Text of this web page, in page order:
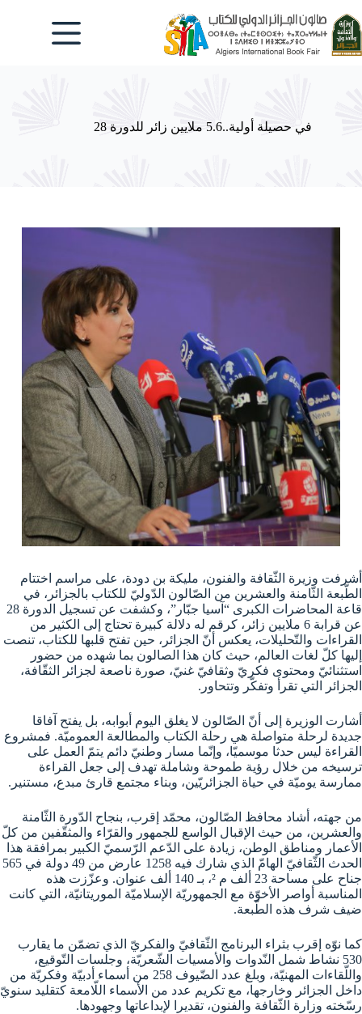
إلى
المحتوى
في حصيلة أولية..5.6 ملايين زائر للدورة 28
أشرفت وزيرة الثّقافة والفنون، مليكة بن دودة، على مراسم اختتام
الطّبعة الثّامنة والعشرين من الصّالون الدّوليّ للكتاب بالجزائر، في
قاعة المحاضرات الكبرى “آسيا جبّار”، وكشفت عن تسجيل الدورة 28
عن قرابة 6 ملايين زائر، كرقم له دلالة كبيرة تحتاج إلى الكثير من
القراءات والتّحليلات، يعكس أنّ الجزائر، حين تفتح قلبها للكتاب، تنصت
إليها كلّ لغات العالم، حيث كان هذا الصالون بما شهده من حضور
استثنائيّ ومحتوى فكريّ وثقافيّ غنيّ، صورة ناصعة لجزائر الثقّافة،
الجزائر التي تقرأ وتفكّر وتتحاور.
أشارت الوزيرة إلى أنّ الصّالون لا يغلق اليوم أبوابه، بل يفتح آفاقا
جديدة لرحلة متواصلة هي رحلة الكتاب والمطالعة العموميّة. فمشروع
القراءة ليس حدثا موسميّا، وإنّما مسار وطنيّ دائم يتمّ العمل على
ترسيخه من خلال رؤية طموحة وشاملة تهدف إلى جعل القراءة
ممارسة يوميّة في حياة الجزائريّين، وبناء مجتمع قارئ مبدع، مستنير.
من جهته، أشاد محافظ الصّالون، محمّد إقرب، بنجاح الدّورة الثّامنة
والعشرين، من حيث الإقبال الواسع للجمهور والقرّاء والمثقّفين من كلّ
الأعمار ومناطق الوطن، زيادة على الدّعم الرّسميّ الكبير بمرافقة هذا
الحدث الثّقافيّ الهامّ الذي شارك فيه 1258 عارض من 49 دولة في 565
جناح على مساحة 23 ألف م ²، بـ 140 ألف عنوان. وعزّزت هذه
المناسبة أواصر الأخوّة مع الجمهوريّة الإسلاميّة الموريتانيّة، التي كانت
ضيف شرف هذه الطّبعة.
كما نوّه إقرب بثراء البرنامج الثّقافيّ والفكريّ الذي تضمّن ما يقارب
530 نشاط شمل النّدوات والأمسيات الشّعريّة، وجلسات التّوقيع،
واللّقاءات المهنيّة، وبلغ عدد الضّيوف 258 من أسماء أدبيّة وفكريّة من
داخل الجزائر وخارجها، مع تكريم عدد من الأسماء اللّامعة كتقليد سنويّ
رسّخته وزارة الثّقافة والفنون، تقديرا لإبداعاتها وجهودها.